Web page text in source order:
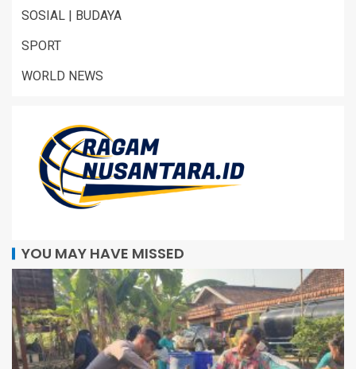
SOSIAL | BUDAYA
SPORT
WORLD NEWS
YOU MAY HAVE MISSED